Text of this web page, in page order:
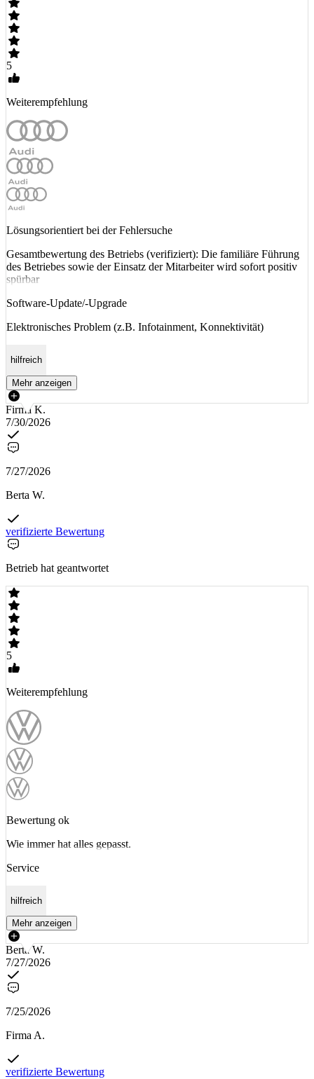
5
Weiterempfehlung
Lösungsorientiert bei der Fehlersuche
Gesamtbewertung des Betriebs (verifiziert): Die familiäre Führung
des Betriebes sowie der Einsatz der Mitarbeiter wird sofort positiv
spürbar
Software-Update/-Upgrade
Elektronisches Problem (z.B. Infotainment, Konnektivität)
hilfreich
Mehr anzeigen
Firma K.
7/30/2026
7/27/2026
Berta W.
verifizierte Bewertung
Betrieb hat geantwortet
5
Weiterempfehlung
Bewertung ok
Wie immer hat alles gepasst.
Service
hilfreich
Mehr anzeigen
Berta W.
7/27/2026
7/25/2026
Firma A.
verifizierte Bewertung